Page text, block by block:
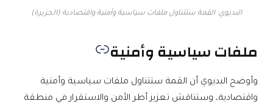
البديوي: القمة ستتناول ملفات سياسية وأمنية واقتصادية (الجزيرة)
ملفات سياسية وأمنية
وأوضح البديوي أن القمة ستتناول ملفات سياسية وأمنية
واقتصادية، وستناقش تعزيز أطر الأمن والاستقرار في منطقة